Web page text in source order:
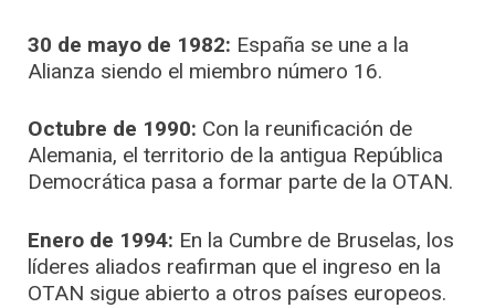
30 de mayo de 1982: España se une a la
Alianza siendo el miembro número 16.
Octubre de 1990: Con la reunificación de
Alemania, el territorio de la antigua República
Democrática pasa a formar parte de la OTAN.
Enero de 1994: En la Cumbre de Bruselas, los
líderes aliados reafirman que el ingreso en la
OTAN sigue abierto a otros países europeos.